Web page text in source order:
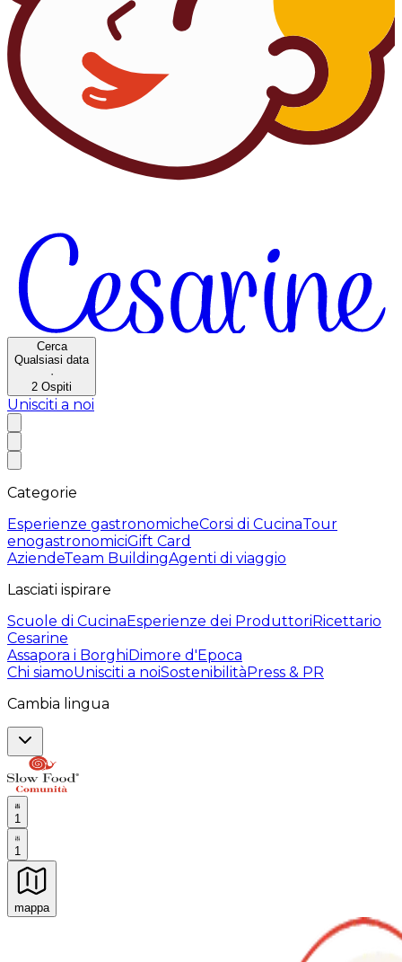
Cerca
Qualsiasi data
·
2 Ospiti
Unisciti a noi
Categorie
Esperienze gastronomicheCorsi di CucinaTour
enogastronomiciGift Card
AziendeTeam BuildingAgenti di viaggio
Lasciati ispirare
Scuole di CucinaEsperienze dei ProduttoriRicettario
Cesarine
Assapora i BorghiDimore d'Epoca
Chi siamoUnisciti a noiSostenibilitàPress & PR
Cambia lingua
1
1
mappa
Esperienze culinarie indimenticabili: Esperienze